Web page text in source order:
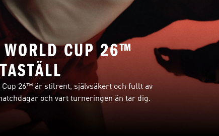
WORLD CUP 26™
26™ är stilrent, självsäkert och fullt av
och vart turneringen än tar dig.